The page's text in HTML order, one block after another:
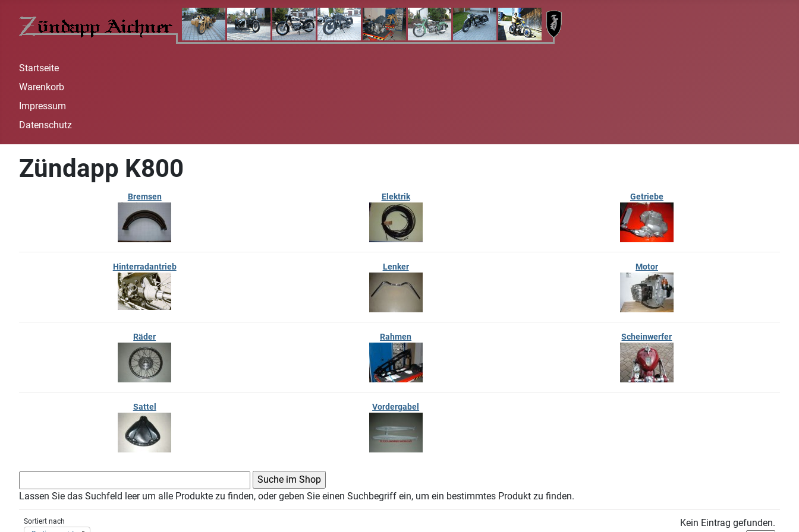
Startseite
Warenkorb
Impressum
Datenschutz
Zündapp K800
Bremsen Elektrik Getriebe
Hinterradantrieb Lenker Motor
Räder Rahmen Scheinwerfer
Sattel Vordergabel
Lassen Sie das Suchfeld leer um alle Produkte zu finden, oder geben Sie einen Suchbegriff ein, um ein bestimmtes Produkt zu finden.
Sortiert nach
Kein Eintrag gefunden.